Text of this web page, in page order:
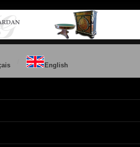
English